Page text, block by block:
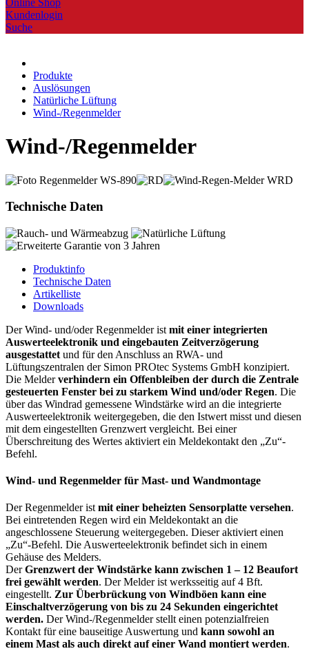
Kundenlogin
Suche
Produkte
Auslösungen
Natürliche Lüftung
Wind-/Regenmelder
Wind-/Regenmelder
Technische Daten
Produktinfo
Technische Daten
Artikelliste
Downloads
Der Wind- und/oder Regenmelder ist mit einer integrierten
Auswerteelektronik und eingebauten Zeitverzögerung
ausgestattet und für den Anschluss an RWA- und
Lüftungszentralen der Simon PROtec Systems GmbH konzipiert.
Die Melderverhindern ein Offenbleiben der durch die Zentrale
gesteuerten Fenster bei zu starkem Wind und/oder Regen. Die
über das Windrad gemessene Windstärke wird an die integrierte
Auswerteelektronik weitergegeben, die den Istwert misst und diesen
mit dem eingestellten Grenzwert vergleicht. Bei einer
Überschreitung des Wertes aktiviert ein Meldekontakt den „Zu“-
Befehl.
Wind- und Regenmelder für Mast- und Wandmontage
Der Regenmelder istmit einer beheizten Sensorplatte versehen.
Bei eintretenden Regen wird ein Meldekontakt an die
angeschlossene Steuerung weitergegeben. Dieser aktiviert einen
„Zu“-Befehl. Die Auswerteelektronik befindet sich in einem
Gehäuse des Melders.
DerGrenzwert der Windstärke kann zwischen 1 – 12 Beaufort
frei gewählt werden. Der Melder ist werksseitig auf 4 Bft.
eingestellt. Zur Überbrückung von Windböen kann eine
Einschaltverzögerung von bis zu 24 Sekunden eingerichtet
werden. Der Wind-/Regenmelder stellt einen potenzialfreien
Kontakt für eine bauseitige Auswertung und kann sowohl an
einem Mast als auch direkt auf einer Wand montiert werden.